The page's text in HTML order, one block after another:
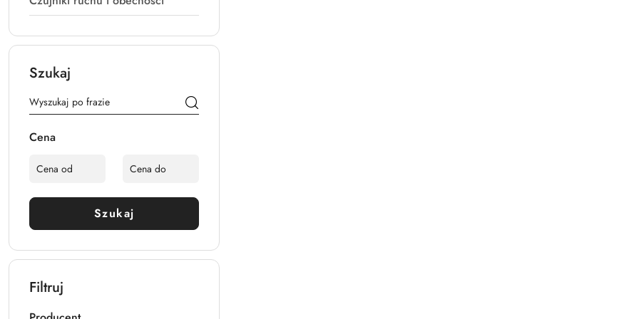
Szukaj
Cena
Szukaj
Filtruj